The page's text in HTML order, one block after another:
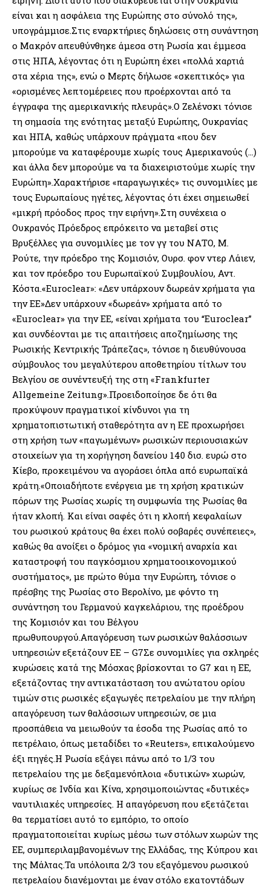
είναι και η ασφάλεια της Ευρώπης στο σύνολό της»,
υπογράμμισε.Στις εναρκτήριες δηλώσεις στη συνάντηση
ο Μακρόν απευθύνθηκε άμεσα στη Ρωσία και έμμεσα
στις ΗΠΑ, λέγοντας ότι η Ευρώπη έχει «πολλά χαρτιά
στα χέρια της», ενώ ο Μερτς δήλωσε «σκεπτικός» για
«ορισμένες λεπτομέρειες που προέρχονται από τα
έγγραφα της αμερικανικής πλευράς».Ο Ζελένσκι τόνισε
τη σημασία της ενότητας μεταξύ Ευρώπης, Ουκρανίας
και ΗΠΑ, καθώς υπάρχουν πράγματα «που δεν
μπορούμε να καταφέρουμε χωρίς τους Αμερικανούς (…)
και άλλα δεν μπορούμε να τα διαχειριστούμε χωρίς την
Ευρώπη».Χαρακτήρισε «παραγωγικές» τις συνομιλίες με
τους Ευρωπαίους ηγέτες, λέγοντας ότι έχει σημειωθεί
«μικρή πρόοδος προς την ειρήνη».Στη συνέχεια ο
Ουκρανός Πρόεδρος επρόκειτο να μεταβεί στις
Βρυξέλλες για συνομιλίες με τον γγ του ΝΑΤΟ, Μ.
Ρούτε, την πρόεδρο της Κομισιόν, Ουρσ. φον ντερ Λάιεν,
και τον πρόεδρο του Ευρωπαϊκού Συμβουλίου, Αντ.
Κόστα.«Euroclear»: «Δεν υπάρχουν δωρεάν χρήματα για
την ΕΕ»Δεν υπάρχουν «δωρεάν» χρήματα από το
«Euroclear» για την ΕΕ, «είναι χρήματα του “Euroclear”
και συνδέονται με τις απαιτήσεις αποζημίωσης της
Ρωσικής Κεντρικής Τράπεζας», τόνισε η διευθύνουσα
σύμβουλος του μεγαλύτερου αποθετηρίου τίτλων του
Βελγίου σε συνέντευξή της στη «Frankfurter
Allgemeine Zeitung».Προειδοποίησε δε ότι θα
προκύψουν πραγματικοί κίνδυνοι για τη
χρηματοπιστωτική σταθερότητα αν η ΕΕ προχωρήσει
στη χρήση των «παγωμένων» ρωσικών περιουσιακών
στοιχείων για τη χορήγηση δανείου 140 δισ. ευρώ στο
Κίεβο, προκειμένου να αγοράσει όπλα από ευρωπαϊκά
κράτη.«Οποιαδήποτε ενέργεια με τη χρήση κρατικών
πόρων της Ρωσίας χωρίς τη συμφωνία της Ρωσίας θα
ήταν κλοπή. Και είναι σαφές ότι η κλοπή κεφαλαίων
του ρωσικού κράτους θα έχει πολύ σοβαρές συνέπειες»,
καθώς θα ανοίξει ο δρόμος για «νομική αναρχία και
καταστροφή του παγκόσμιου χρηματοοικονομικού
συστήματος», με πρώτο θύμα την Ευρώπη, τόνισε ο
πρέσβης της Ρωσίας στο Βερολίνο, με φόντο τη
συνάντηση του Γερμανού καγκελάριου, της προέδρου
της Κομισιόν και του Βέλγου
πρωθυπουργού.Απαγόρευση των ρωσικών θαλάσσιων
υπηρεσιών εξετάζουν ΕΕ – G7Σε συνομιλίες για σκληρές
κυρώσεις κατά της Μόσχας βρίσκονται το G7 και η ΕΕ,
εξετάζοντας την αντικατάσταση του ανώτατου ορίου
τιμών στις ρωσικές εξαγωγές πετρελαίου με την πλήρη
απαγόρευση των θαλάσσιων υπηρεσιών, σε μια
προσπάθεια να μειωθούν τα έσοδα της Ρωσίας από το
πετρέλαιο, όπως μεταδίδει το «Reuters», επικαλούμενο
έξι πηγές.Η Ρωσία εξάγει πάνω από το 1/3 του
πετρελαίου της με δεξαμενόπλοια «δυτικών» χωρών,
κυρίως σε Ινδία και Κίνα, χρησιμοποιώντας «δυτικές»
ναυτιλιακές υπηρεσίες. Η απαγόρευση που εξετάζεται
θα τερματίσει αυτό το εμπόριο, το οποίο
πραγματοποιείται κυρίως μέσω των στόλων χωρών της
ΕΕ, συμπεριλαμβανομένων της Ελλάδας, της Κύπρου και
της Μάλτας.Τα υπόλοιπα 2/3 του εξαγόμενου ρωσικού
πετρελαίου διανέμονται με έναν στόλο εκατοντάδων